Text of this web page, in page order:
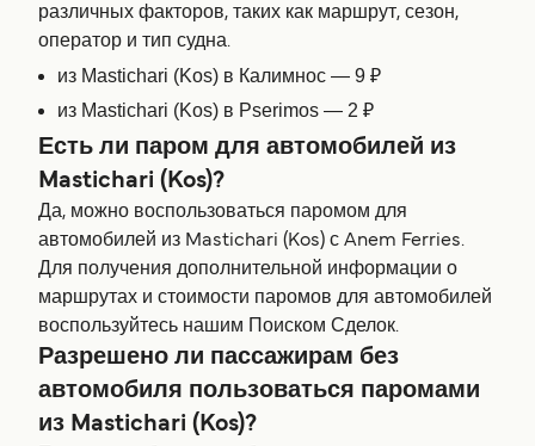
различных факторов, таких как маршрут, сезон,
оператор и тип судна.
из Mastichari (Kos) в Калимнос — 9 ₽
из Mastichari (Kos) в Pserimos — 2 ₽
Есть ли паром для автомобилей из
Mastichari (Kos)?
Да, можно воспользоваться паромом для
автомобилей из Mastichari (Kos) с Anem Ferries.
Для получения дополнительной информации о
маршрутах и стоимости паромов для автомобилей
воспользуйтесь нашим Поиском Сделок.
Разрешено ли пассажирам без
автомобиля пользоваться паромами
из Mastichari (Kos)?